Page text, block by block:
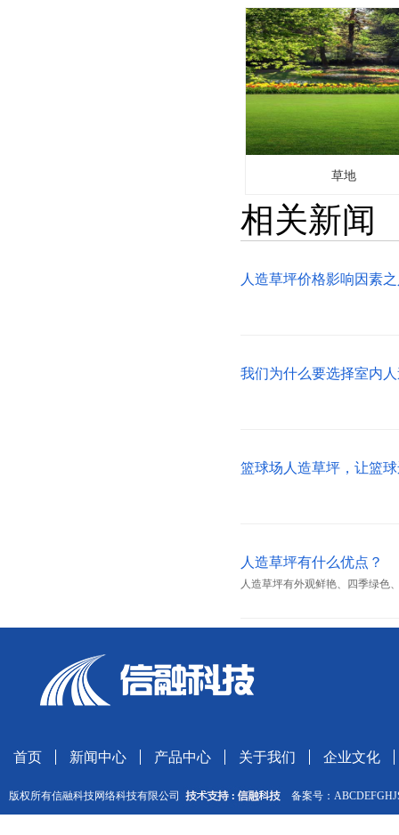
草地
相关新闻
人造草坪价格影响因素
我们为什么要选择室内
篮球场人造草坪，让篮
人造草坪有什么优点？
人造草坪有外观鲜艳、四季绿色
首页 新闻中心 产品中心 关于我们 企业文化
版权所有信融科技网络科技有限公司 备案号：